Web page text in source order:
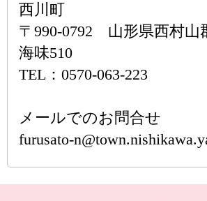
西川町
〒990-0792 山形県西村山
海味510
TEL：0570-063-223
メールでのお問合せ
furusato-